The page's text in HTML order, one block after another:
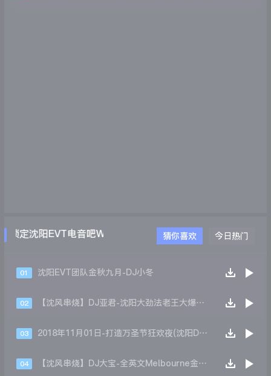
锁定沈阳EVT电音吧WWW.EVTDJ.COM
猜你喜欢 今日热门
01 沈阳EVT团队金秋九月-DJ小冬
02 【沈风串烧】DJ亚君-沈阳大劲法老王大爆炸上劲风暴ElectronicS慢摇大碟
03 2018年11月01日-打造万圣节狂欢夜(沈阳DJ小波 Remix)
04 【沈风串烧】DJ大宝-全英文Melbourne金牌节奏沈风带派泰坦尼克号MUSIC慢摇大碟